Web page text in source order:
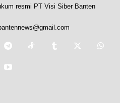
resmi PT Visi Siber Banten